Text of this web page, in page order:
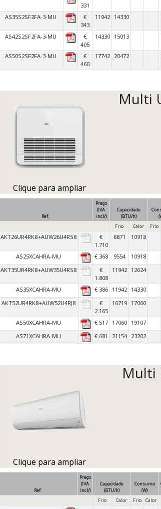
331
AS35S2SF2FA-3-MU
€
343
11942 14330
AS42S2SF2FA-3-MU
€
405
14330 15013
AS50S2SF2FA-3-MU
€
460
17742 20472
Clique para ampliar
Multi
Ref.
Preço
(IVA
incl/)
Capacidade
(BTU/h)
Frio
Calor Frio
AKT26UR4RK8+AUW26U4RS8
€
1.710
8871 10918
AS25XCAHRA-MU € 368 9554 10918
AKT35UR4RK8+AUW35U4RS8
€
1.808
11942 12624
AS35XCAHRA-MU € 386 11942 14330
AKT52UR4RK8+AUW52U4RJ8
€
2.165
16719 17060
AS50XCAHRA-MU € 517 17060 19107
AS71XCAHRA-MU
€ 681 21154 23202
Clique para ampliar
Multi
Ref.
Preço
(IVA
incl/)
Capacidade
(BTU/h)
Consumo
(W)
Frio
Calor Frio Calor